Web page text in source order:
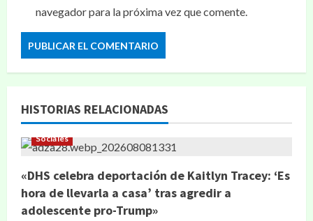
navegador para la próxima vez que comente.
HISTORIAS RELACIONADAS
Sociales
«DHS celebra deportación de Kaitlyn Tracey: ‘Es
hora de llevarla a casa’ tras agredir a
adolescente pro-Trump»